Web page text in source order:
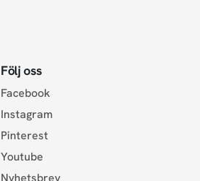
Följ oss
Facebook
Instagram
Pinterest
Youtube
Nyhetsbrev